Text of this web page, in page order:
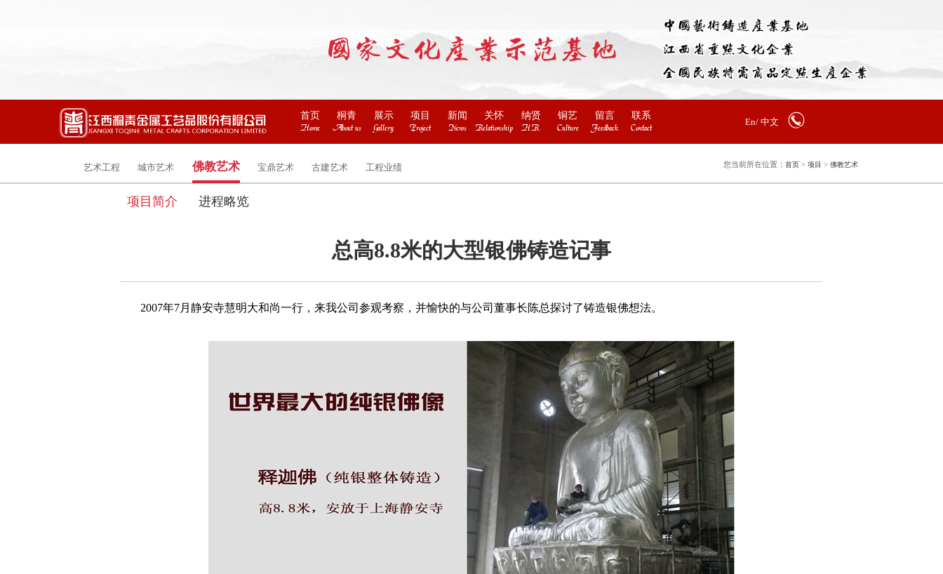
首页
Home
桐青
About us
展示
Gallery
项目
Project
新闻
News
关怀
Relationship
纳贤
H.R.
铜艺
Culture
留言
Feedback
联系
Contact
En/ 中文
艺术工程 城市艺术 佛教艺术 宝鼎艺术 古建艺术 工程业绩 您当前所在位置：首页 >项目 >佛教艺术
项目简介 进程略览
总高8.8米的大型银佛铸造记事
2007年7月静安寺慧明大和尚一行，来我公司参观考察，并愉快的与公司董事长陈总探讨了铸造银佛想法。